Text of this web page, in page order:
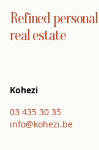
Contact
Refined personal
real estate
Kohezi
03 435 30 35
info@kohezi.be